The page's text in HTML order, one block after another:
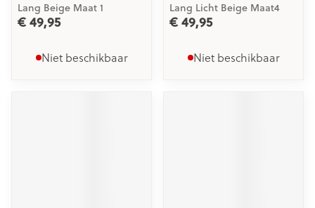
Lang Beige Maat 1
€ 49,95
Niet beschikbaar
Lang Licht Beige Maat4
€ 49,95
Niet beschikbaar